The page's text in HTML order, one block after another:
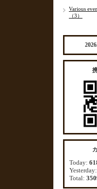
Various
（3）
Today:
Yesterday:
Total: